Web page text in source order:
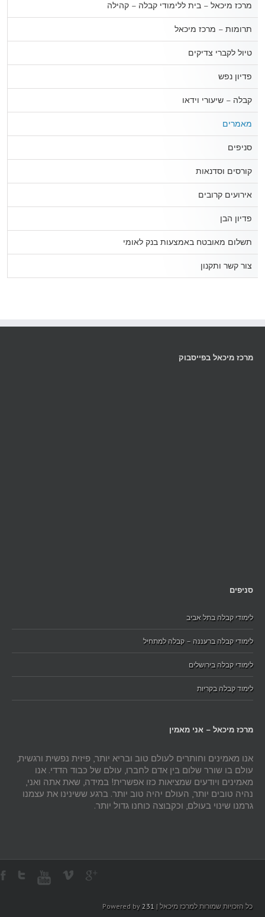
מרכז מיכאל – בית ללימודי קבלה – קהילה
תרומות – מרכז מיכאל
טיול לקברי צדיקים
פדיון נפש
קבלה – שיעורי וידאו
מאמרים
סניפים
קורסים וסדנאות
אירועים קרובים
פדיון הבן
תשלום מאובטח באמצעות בנק לאומי
צור קשר ותקנון
מרכז מיכאל בפייסבוק
סניפים
לימודי קבלה בתל אביב
לימודי קבלה ברעננה – קבלה למתחיל
לימודי קבלה בירושלים
לימוד קבלה בקריות
מרכז מיכאל – אני מאמין
אנו מאמינים וחותרים לעולם טוב ובריא יותר, פיזית נפשית ורגשית,
עולם בו שורר שלום בין אדם לחברו, עולם של כבוד הדדי. אנו
מאמינים ויודעים שמציאות כזו אפשרית! במידה, שאת אתה ואני,
נהיה טובים יותר, העולם יהיה טוב יותר. ברגע ששינינו את עצמנו
גרמנו שינוי בעולם, וכקבוצה כוחנו גדול יותר.
כל הזכויות שמורות למרכז מיכאל | Powered by 231